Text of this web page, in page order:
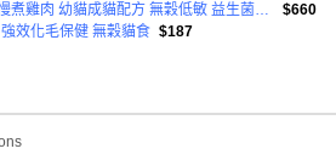
nurturePRO Nourish Life 慢煮雞肉 幼貓成貓配方 無穀低敏 益生菌草本 1.8公斤
$660
效化毛保健 無穀貓食 $187